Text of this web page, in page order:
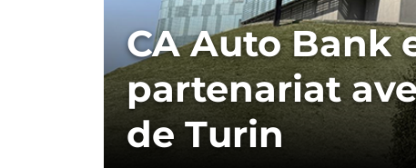
CA Auto Bank
partenariat
de Turin